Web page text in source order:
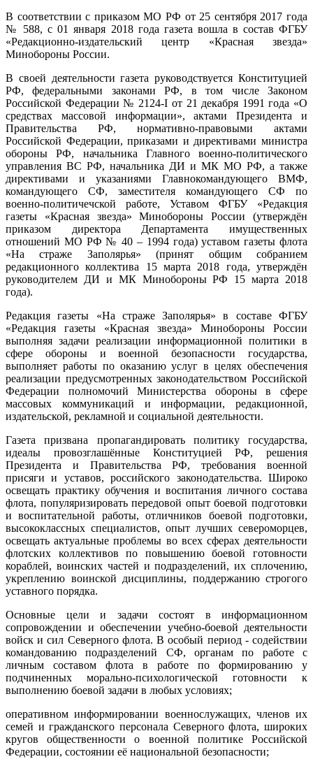
В соответствии с приказом МО РФ от 25 сентября 2017 года
№ 588, с 01 января 2018 года газета вошла в состав ФГБУ
«Редакционно-издательский центр «Красная звезда»
Минобороны России.
В своей деятельности газета руководствуется Конституцией
РФ, федеральными законами РФ, в том числе Законом
Российской Федерации № 2124-I от 21 декабря 1991 года «О
средствах массовой информации», актами Президента и
Правительства РФ, нормативно-правовыми актами
Российской Федерации, приказами и директивами министра
обороны РФ, начальника Главного военно-политического
управления ВС РФ, начальника ДИ и МК МО РФ, а также
директивами и указаниями Главнокомандующего ВМФ,
командующего СФ, заместителя командующего СФ по
военно-политичечской работе, Уставом ФГБУ «Редакция
газеты «Красная звезда» Минобороны России (утверждён
приказом директора Департамента имущественных
отношений МО РФ № 40 – 1994 года) уставом газеты флота
«На страже Заполярья» (принят общим собранием
редакционного коллектива 15 марта 2018 года, утверждён
руководителем ДИ и МК Минобороны РФ 15 марта 2018
года).
Редакция газеты «На страже Заполярья» в составе ФГБУ
«Редакция газеты «Красная звезда» Минобороны России
выполняя задачи реализации информационной политики в
сфере обороны и военной безопасности государства,
выполняет работы по оказанию услуг в целях обеспечения
реализации предусмотренных законодательством Российской
Федерации полномочий Министерства обороны в сфере
массовых коммуникаций и информации, редакционной,
издательской, рекламной и социальной деятельности.
Газета призвана пропагандировать политику государства,
идеалы провозглашённые Конституцией РФ, решения
Президента и Правительства РФ, требования военной
присяги и уставов, российского законодательства. Широко
освещать практику обучения и воспитания личного состава
флота, популяризировать передовой опыт боевой подготовки
и воспитательной работы, отличников боевой подготовки,
высококлассных специалистов, опыт лучших североморцев,
освещать актуальные проблемы во всех сферах деятельности
флотских коллективов по повышению боевой готовности
кораблей, воинских частей и подразделений, их сплочению,
укреплению воинской дисциплины, поддержанию строгого
уставного порядка.
Основные цели и задачи состоят в информационном
сопровождении и обеспечении учебно-боевой деятельности
войск и сил Северного флота. В особый период - содействии
командованию подразделений СФ, органам по работе с
личным составом флота в работе по формированию у
подчиненных морально-психологической готовности к
выполнению боевой задачи в любых условиях;
оперативном информировании военнослужащих, членов их
семей и гражданского персонала Северного флота, широких
кругов общественности о военной политике Российской
Федерации, состоянии её национальной безопасности;